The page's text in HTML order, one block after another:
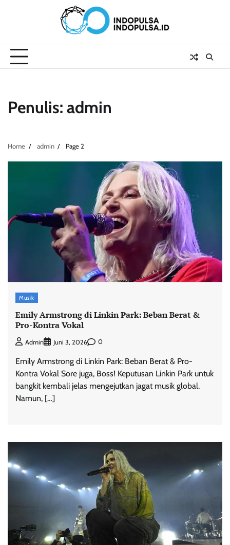
Penulis: admin
Home admin Page 2
Musik
Emily Armstrong di Linkin Park: Beban Berat &
Pro-Kontra Vokal
Admin Juni 3, 2026 0
Emily Armstrong di Linkin Park: Beban Berat & Pro-
Kontra Vokal Sore juga, Boss! Keputusan Linkin Park untuk
bangkit kembali jelas mengejutkan jagat musik global.
Namun, […]